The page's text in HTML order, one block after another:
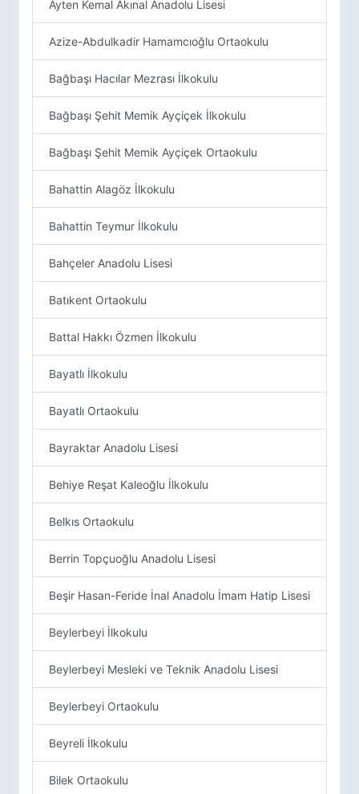
Ayten Kemal Akınal Anadolu Lisesi
Azize-Abdulkadir Hamamcıoğlu Ortaokulu
Bağbaşı Hacılar Mezrası İlkokulu
Bağbaşı Şehit Memik Ayçiçek İlkokulu
Bağbaşı Şehit Memik Ayçiçek Ortaokulu
Bahattin Alagöz İlkokulu
Bahattin Teymur İlkokulu
Bahçeler Anadolu Lisesi
Batıkent Ortaokulu
Battal Hakkı Özmen İlkokulu
Bayatlı İlkokulu
Bayatlı Ortaokulu
Bayraktar Anadolu Lisesi
Behiye Reşat Kaleoğlu İlkokulu
Belkıs Ortaokulu
Berrin Topçuoğlu Anadolu Lisesi
Beşir Hasan-Feride İnal Anadolu İmam Hatip Lisesi
Beylerbeyi İlkokulu
Beylerbeyi Mesleki ve Teknik Anadolu Lisesi
Beylerbeyi Ortaokulu
Beyreli İlkokulu
Bilek Ortaokulu